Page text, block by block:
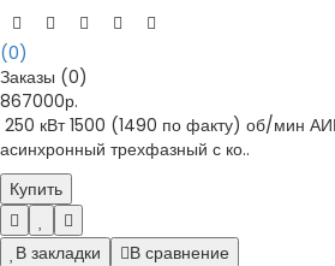
(0)
Заказы (0)
867000р.
250 кВт 1500 (1490 по факту) об/мин
асинхронный трехфазный с ко..
Купить
В закладки В сравнение